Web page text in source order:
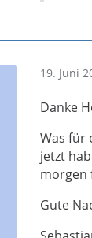
19. Juni
Danke
Was für
jetzt
morgen
Gute